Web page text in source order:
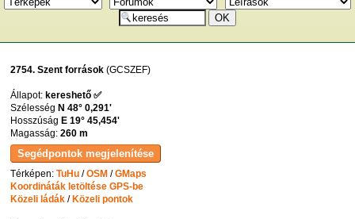
2754. Szent források (GCSZEF)
Állapot:kereshető ✅
SzélességN 48° 0,291'
HosszúságE 19° 45,454'
Magasság:260 m
Térképen:TuHu /OSM /GMaps
Koordináták letöltése GPS-be
Közeli ládák /Közeli pontok